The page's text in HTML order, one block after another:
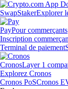
SwapStakerExplorer
PayPour commerçants
Inscription
Terminal de paiement
CronosLayer 1
Explorez Cronos
Cronos PoSCronos